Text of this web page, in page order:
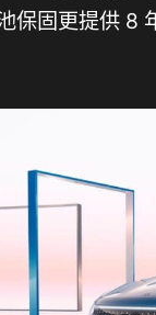
保固更提供 8